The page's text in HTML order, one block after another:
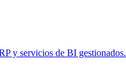
y servicios de BI gestionados.